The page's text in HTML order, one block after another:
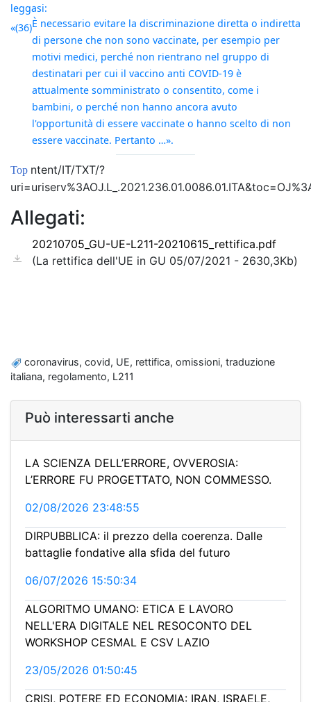
leggasi:
«(36)È necessario evitare la discriminazione diretta o indiretta
di persone che non sono vaccinate, per esempio per
motivi medici, perché non rientrano nel gruppo di
destinatari per cui il vaccino anti COVID-19 è
attualmente somministrato o consentito, come i
bambini, o perché non hanno ancora avuto
l'opportunità di essere vaccinate o hanno scelto di non
essere vaccinate. Pertanto …».
Top ntent/IT/TXT/?
Allegati:
20210705_GU-UE-L211-20210615_rettifica.pdf
(La rettifica dell'UE in GU 05/07/2021 - 2630,3Kb)
coronavirus, covid, UE, rettifica, omissioni, traduzione
italiana, regolamento, L211
Può interessarti anche
LA SCIENZA DELL’ERRORE, OVVEROSIA:
L’ERRORE FU PROGETTATO, NON COMMESSO.
02/08/2026 23:48:55
DIRPUBBLICA: il prezzo della coerenza. Dalle
battaglie fondative alla sfida del futuro
06/07/2026 15:50:34
ALGORITMO UMANO: ETICA E LAVORO
NELL'ERA DIGITALE NEL RESOCONTO DEL
WORKSHOP CESMAL E CSV LAZIO
23/05/2026 01:50:45
CRISI, POTERE ED ECONOMIA: IRAN, ISRAELE,